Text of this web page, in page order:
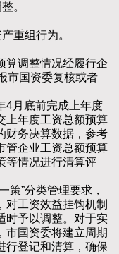
。
重组行为。
调整情况经履行企
市国资委复核或者
底前完成上年度
上年度工资总额预算
财务决算数据，参考
管企业工资总额预算
等情况进行清算评
”分类管理要求，
对工资效益挂钩机制
时予以调整。对于实
市国资委将建立周期
行登记和清算，确保